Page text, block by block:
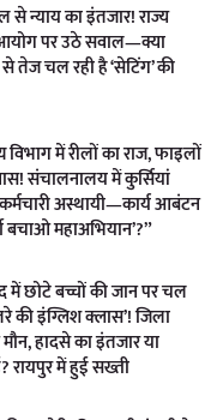
से न्याय का इंतजार! राज्य
पर उठे सवाल—क्या
तेज चल रही है ‘सेटिंग’ की
विभाग में रीलों का राज, फाइलों
संचालनालय में कुर्सियां
अस्थायी—कार्य आबंटन
बचाओ महाअभियान’?”
में छोटे बच्चों की जान पर चल
की इंग्लिश क्लास’! जिला
हादसे का इंतजार या
रायपुर में हुई सख्ती